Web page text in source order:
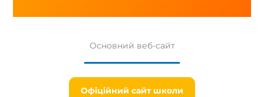
Основний веб-сайт
Офіційний сайт школи